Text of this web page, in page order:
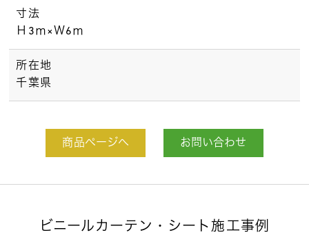
寸法
Ｈ3ⅿ×Ｗ6ⅿ
所在地
千葉県
商品ページへ お問い合わせ
ビニールカーテン・シート施工事例